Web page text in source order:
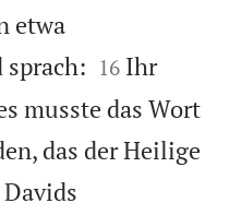
etwa


16 Ihr
musste das Wort
das der Heilige